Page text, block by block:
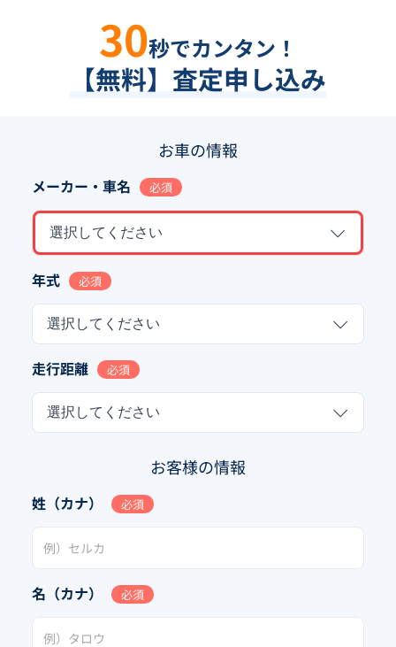
30秒でカンタン！
【無料】査定申し込み
お車の情報
メーカー・車名 必須
選択してください
年式 必須
選択してください
走行距離 必須
選択してください
お客様の情報
姓（カナ） 必須
名（カナ） 必須